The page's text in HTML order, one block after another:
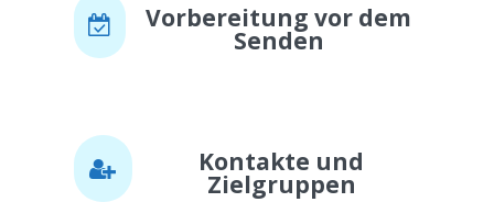
Vorbereitung vor dem
Senden
Kontakte und
Zielgruppen